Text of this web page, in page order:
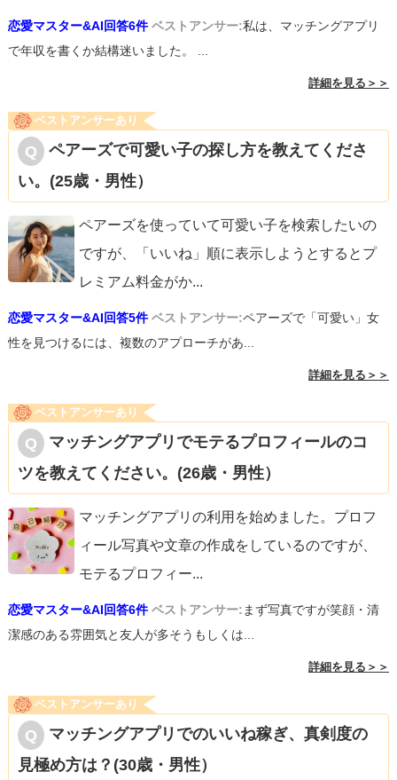
恋愛マスター&AI回答6件 ベストアンサー:私は、マッチングアプリ
で年収を書くか結構迷いました。 ...
詳細を見る＞＞
ベストアンサーあり
ペアーズで可愛い子の探し方を教えてくださ
い。(25歳・男性）
ペアーズを使っていて可愛い子を検索したいの
ですが、「いいね」順に表示しようとするとプ
レミアム料金がか...
恋愛マスター&AI回答5件 ベストアンサー:ペアーズで「可愛い」女
性を見つけるには、複数のアプローチがあ...
詳細を見る＞＞
ベストアンサーあり
マッチングアプリでモテるプロフィールのコ
ツを教えてください。(26歳・男性）
マッチングアプリの利用を始めました。プロフ
ィール写真や文章の作成をしているのですが、
モテるプロフィー...
恋愛マスター&AI回答6件 ベストアンサー:まず写真ですが笑顔・清
潔感のある雰囲気と友人が多そうもしくは...
詳細を見る＞＞
ベストアンサーあり
マッチングアプリでのいいね稼ぎ、真剣度の
見極め方は？(30歳・男性）